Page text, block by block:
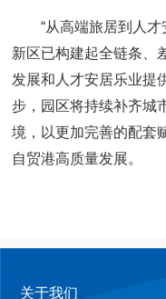
“从高端旅居到人
新区已构建起全链条、
发展和人才安居乐业提
步，园区将持续补齐城
境，以更加完善的配套
自贸港高质量发展。
关于我们